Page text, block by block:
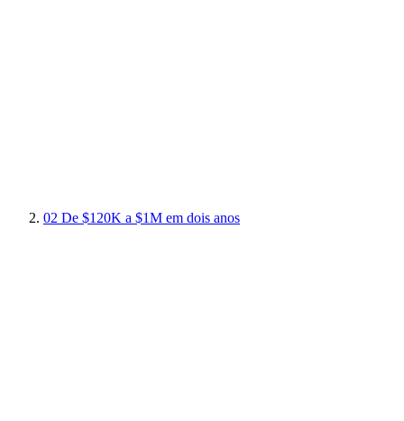
02 De $120K a $1M em dois anos